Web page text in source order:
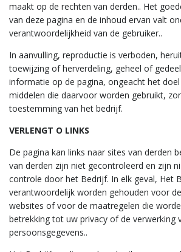
maakt op de rechten van derden.. Het
van deze pagina en de inhoud ervan valt
verantwoordelijkheid van de gebruiker..
In aanvulling, reproductie is verboden,
toewijzing of herverdeling, geheel of
informatie op de pagina, ongeacht het
middelen die daarvoor worden gebruikt,
toestemming van het bedrijf.
VERLENGT O LINKS
De pagina kan links naar sites van derden
van derden zijn niet gecontroleerd en zijn
controle door het Bedrijf. In elk geval, Het
verantwoordelijk worden gehouden voor
websites of voor de maatregelen die
betrekking tot uw privacy of de verwerking
persoonsgegevens..